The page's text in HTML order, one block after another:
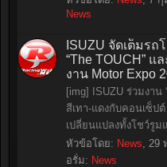
News
ISUZU จัดเต็มร
“The TOUCH” แ
งาน Motor Expo
[img] ISUZU ร่วมงาน
สีเทา-แดงกับคอนเซ็ป
เปลี่ยนแปลงทั้งโชว์รูม
หัวข้อโดย: News, 29
อรั่ม: News